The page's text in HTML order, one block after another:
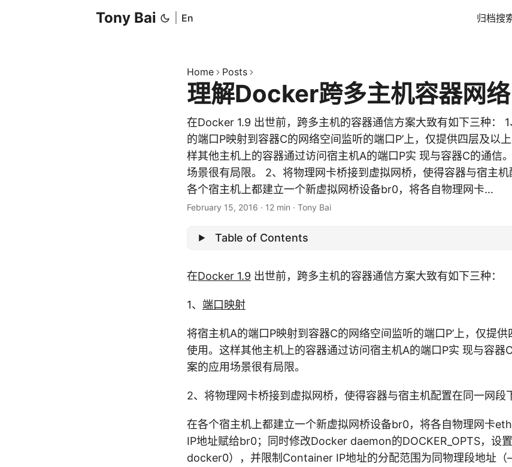
Tony Bai En 归档搜
Home Posts
理解Docker跨多主机容器网络
在Docker 1.9 出世前，跨多主机的容器通信方案大致有如下三种：
的端口P映射到容器C的网络空间监听的端口P’上，仅提供四层及以
样其他主机上的容器通过访问宿主机A的端口P实 现与容器C的通信
场景很有局限。 2、将物理网卡桥接到虚拟网桥，使得容器与宿主
各个宿主机上都建立一个新虚拟网桥设备br0，将各自物理网卡...
February 15, 2016 · 12 min · Tony Bai
Table of Contents
在Docker 1.9 出世前，跨多主机的容器通信方案大致有如下三种：
1、 端口映射
将宿主机A的端口P映射到容器C的网络空间监听的端口P’上，仅提
使用。这样其他主机上的容器通过访问宿主机A的端口P实 现与容器
案的应用场景很有局限。
2、将物理网卡桥接到虚拟网桥，使得容器与宿主机配置在同一网段
在各个宿主机上都建立一个新虚拟网桥设备br0，将各自物理网卡
IP地址赋给br0；同时修改Docker daemon的DOCKER_OPTS，设
docker0），并限制Container IP地址的分配范围为同物理段地址